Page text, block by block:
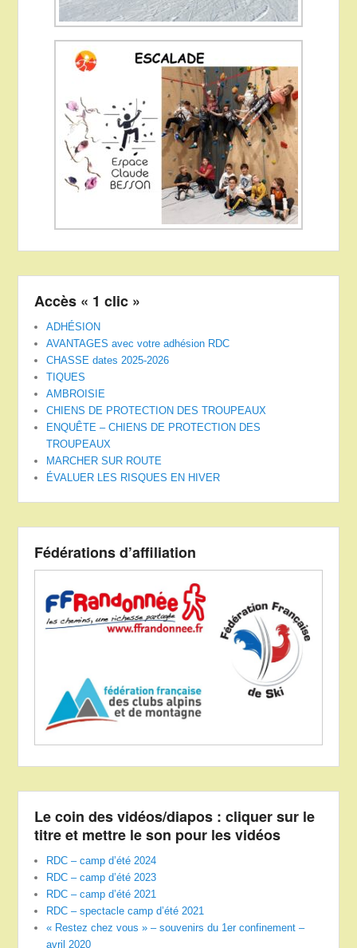
Accès « 1 clic »
ADHÉSION
AVANTAGES avec votre adhésion RDC
CHASSE dates 2025-2026
TIQUES
AMBROISIE
CHIENS DE PROTECTION DES TROUPEAUX
ENQUÊTE – CHIENS DE PROTECTION DES
TROUPEAUX
MARCHER SUR ROUTE
ÉVALUER LES RISQUES EN HIVER
Fédérations d’affiliation
Le coin des vidéos/diapos : cliquer sur le
titre et mettre le son pour les vidéos
RDC – camp d’été 2024
RDC – camp d’été 2023
RDC – camp d’été 2021
RDC – spectacle camp d’été 2021
« Restez chez vous » – souvenirs du 1er confinement –
avril 2020